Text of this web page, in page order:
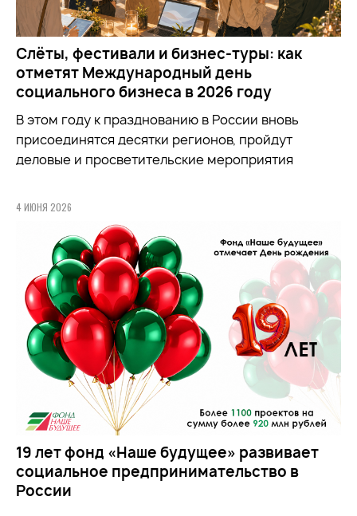
Слёты, фестивали и бизнес-туры: как
отметят Международный день
социального бизнеса в 2026 году
В этом году к празднованию в России вновь
присоединятся десятки регионов, пройдут
деловые и просветительские мероприятия
4 ИЮНЯ 2026
19 лет фонд «Наше будущее» развивает
социальное предпринимательство в
России